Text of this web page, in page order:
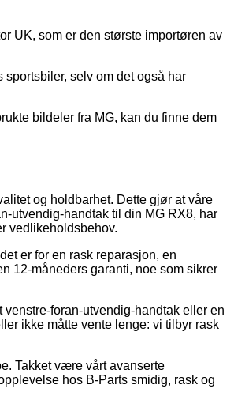
UK, som er den største importøren av
selv om det også har
bildeler fra MG, kan du finne dem
og holdbarhet. Dette gjør at våre
utvendig-handtak til din MG RX8, har
vedlikeholdsbehov.
er for en rask reparasjon, en
12-måneders garanti, noe som sikrer
foran-utvendig-handtak eller en
ikke måtte vente lenge: vi tilbyr rask
Takket være vårt avanserte
hos B-Parts smidig, rask og